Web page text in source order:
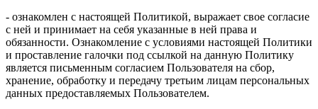
- ознакомлен с настоящей Политикой, выражает свое согласие
с ней и принимает на себя указанные в ней права и
обязанности. Ознакомление с условиями настоящей Политики
и проставление галочки под ссылкой на данную Политику
является письменным согласием Пользователя на сбор,
хранение, обработку и передачу третьим лицам персональных
данных предоставляемых Пользователем.